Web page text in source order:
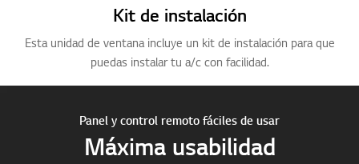
Kit de instalación
Esta unidad de ventana incluye un kit de instalación para que
puedas instalar tu a/c con facilidad.
o
3
o
3
o
3
Panel y control remoto fáciles de usar
Máxima usabilidad